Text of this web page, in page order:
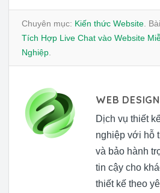
Chuyên mục: Kiến thức Website .
Tích Hợp Live Chat vào Website
Nghiệp
WEB
Dịch vụ thiết
nghiệp với hỗ
và bảo hành
tin cậy cho
thiết kế theo